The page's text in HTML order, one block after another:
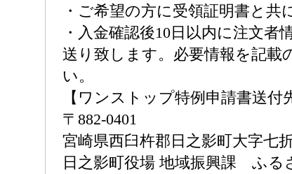
・ご希望の方に受領証明書と共
・入金確認後10日以内に注文者
送り致します。必要情報を記載
い。
【ワンストップ特例申請書送付
〒882-0401
宮崎県西臼杵郡日之影町大字七
日之影町役場 地域振興課 ふる